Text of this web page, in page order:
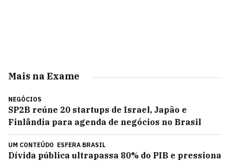
Mais na Exame
NEGÓCIOS
SP2B reúne 20 startups de Israel, Japão e
Finlândia para agenda de negócios no Brasil
UM CONTEÚDO ESFERA BRASIL
Dívida pública ultrapassa 80% do PIB e pressiona